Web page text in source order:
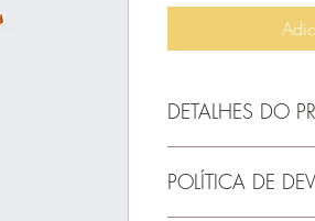
DETALHES DO
produto, como
POLÍTICA DE